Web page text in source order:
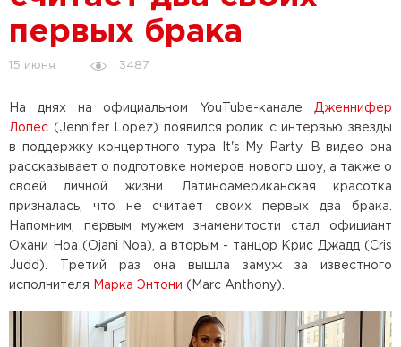
первых брака
15 июня 3487
На днях на официальном YouTube-канале Дженнифер
Лопес (Jennifer Lopez) появился ролик с интервью звезды
в поддержку концертного тура It's My Party. В видео она
рассказывает о подготовке номеров нового шоу, а также о
своей личной жизни. Латиноамериканская красотка
призналась, что не считает своих первых два брака.
Напомним, первым мужем знаменитости стал официант
Охани Ноа (Ojani Noa), а вторым - танцор Крис Джадд (Cris
Judd). Третий раз она вышла замуж за известного
исполнителя
Марка Энтони (Marc Anthony).